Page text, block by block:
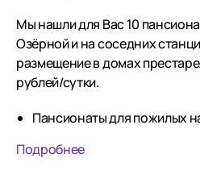
Мы нашли для Вас 10
Озёрной и на соседних
размещение в домах
рублей/сутки.
Пансионаты для пожилых
Подробнее